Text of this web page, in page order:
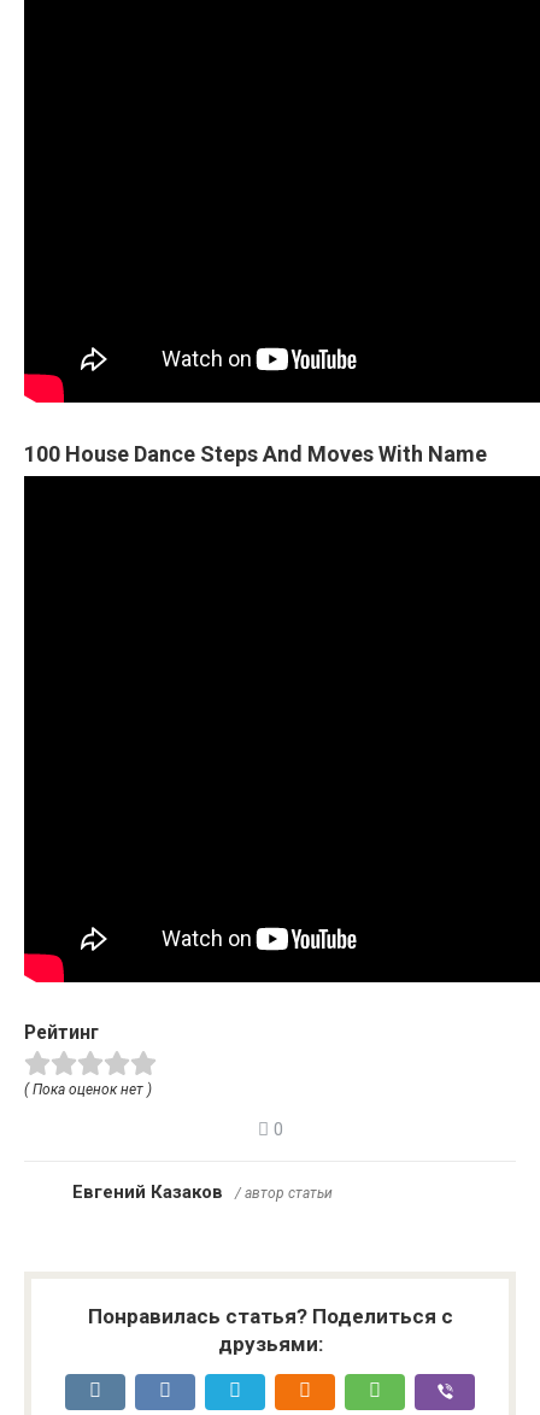
100 House Dance Steps And Moves With Name
Рейтинг
( Пока оценок нет )
0
Евгений Казаков / автор статьи
Понравилась статья? Поделиться с
друзьями: